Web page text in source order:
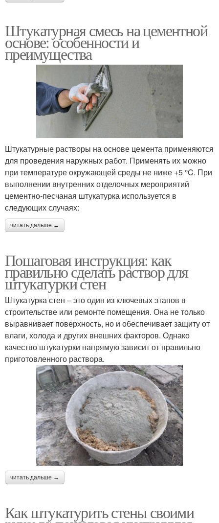
Штукатурная смесь на цементной
основе: особенности и
преимущества
Штукатурные растворы на основе цемента применяются
для проведения наружных работ. Применять их можно
при температуре окружающей среды не ниже +5 °C. При
выполнении внутренних отделочных мероприятий
цементно-песчаная штукатурка используется в
следующих случаях:
читать дальше →
Пошаговая инструкция: как
правильно сделать раствор для
штукатурки стен
Штукатурка стен – это один из ключевых этапов в
строительстве или ремонте помещения. Она не только
выравнивает поверхность, но и обеспечивает защиту от
влаги, холода и других внешних факторов. Однако
качество штукатурки напрямую зависит от правильно
приготовленного раствора.
читать дальше →
Как штукатурить стены своими